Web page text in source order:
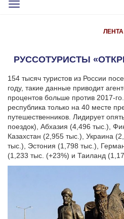
Toggle
ЛЕНТА
РУССОТУРИСТЫ
154 тысяч туристов из России
году, такие данные приводит
процентов больше против 2017-го.
республика только на 40 месте
путешественников. Лидирует
поездок), Абхазия (4,496 тыс.),
Казахстан (2,955 тыс.), Украина
тыс.), Эстония (1,798 тыс.),
(1,233 тыс. (+23%) и Таиланд